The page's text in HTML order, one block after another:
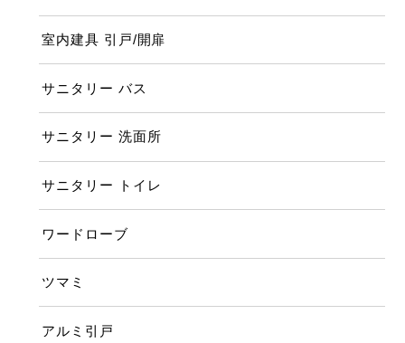
室内建具 引戸/開扉
サニタリー バス
サニタリー 洗面所
サニタリー トイレ
ワードローブ
ツマミ
アルミ引戸